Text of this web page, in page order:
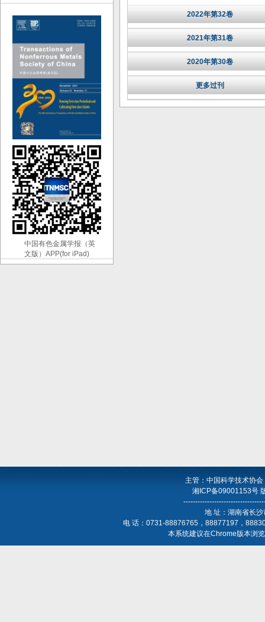
2022年第32卷
2021年第31卷
2020年第30卷
更多过刊
中国有色金属学报（英
文版）APP(for iPad)
主管：中国科学技术协
湘ICP备09001153号
地 址：湖南省长
电 话：0731-88876765，88877197，
本系统建议在Chrome版本浏